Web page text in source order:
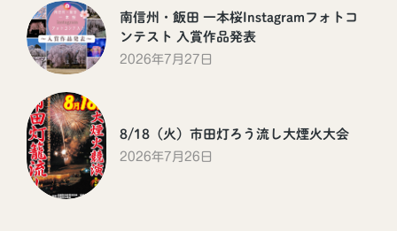
南信州・飯田 一本桜Instagramフォトコ
ンテスト 入賞作品発表
2026年7月27日
8/18（火）市田灯ろう流し大煙火大会
2026年7月26日